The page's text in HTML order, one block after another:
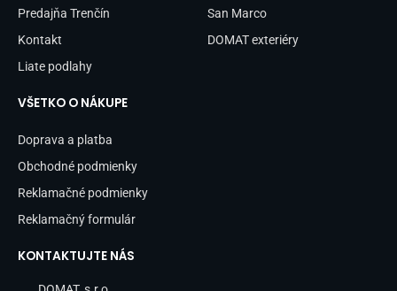
Predajňa Trenčín
Kontakt
Liate podlahy
San Marco
DOMAT exteriéry
VŠETKO O NÁKUPE
Doprava a platba
Obchodné podmienky
Reklamačné podmienky
Reklamačný formulár
KONTAKTUJTE NÁS